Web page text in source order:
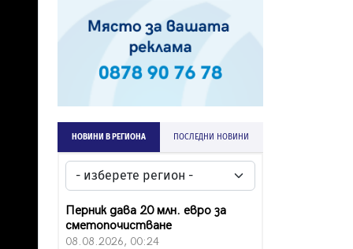
НОВИНИ В РЕГИОНА ПОСЛЕДНИ НОВИНИ
Перник дава 20 млн. евро за
сметопочистване
08.08.2026, 00:24